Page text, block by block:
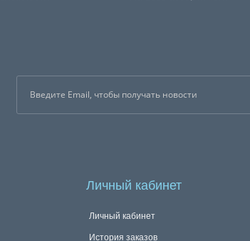
Личный кабинет
Личный кабинет
История заказов